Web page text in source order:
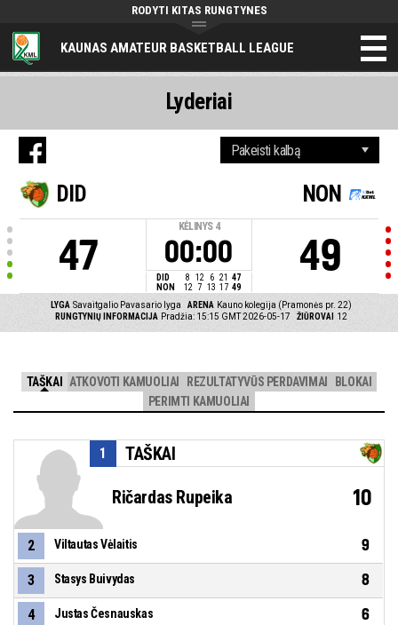
KAUNAS AMATEUR BASKETBALL LEAGUE
RODYTI KITAS RUNGTYNES
DID
47
KĖLINYS 4
00:00
DID 8 12 6 21 47
NON
12 7 13 17 49
NON
49
LYGA Savaitgalio Pavasario lyga ARENA Kauno kolegija (Pramonės pr. 22)
RUNGTYNIŲ INFORMACIJA Pradžia: 15:15 GMT 2026-05-17 ŽIŪROVAI 12
Lyderiai
TAŠKAI ATKOVOTI KAMUOLIAI REZULTATYVŪS PERDAVIMAI
BLOKAI
PERIMTI KAMUOLIAI
TAŠKAI
1
Ričardas Rupeika 10
2 Viltautas Vėlaitis 9
3 Stasys Buivydas 8
4 Justas Česnauskas 6